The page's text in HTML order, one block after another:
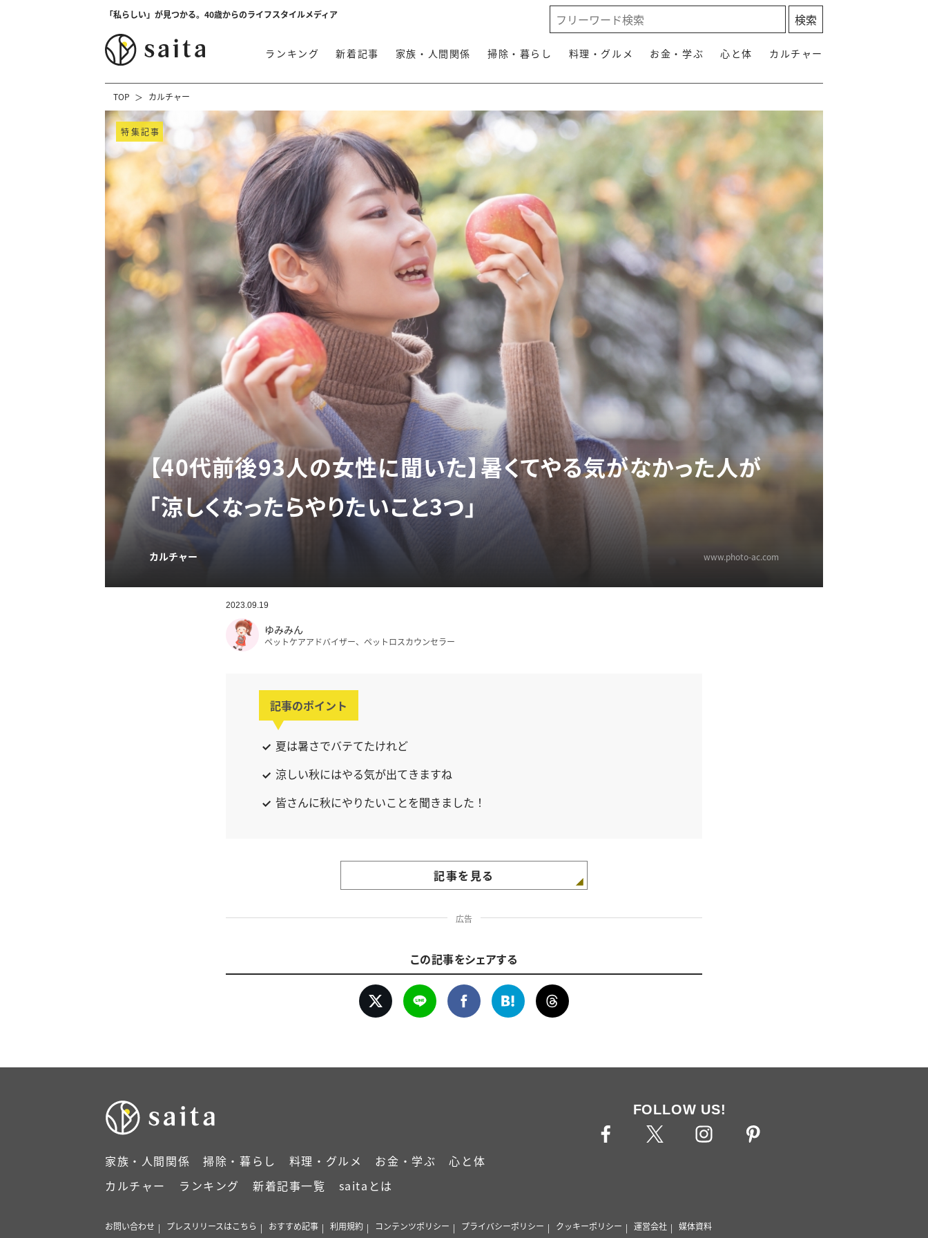
「私らしい」が見つかる。40歳からのライフスタイルメディア
ランキング 新着記事 家族・人間関係 掃除・暮らし 料理・グルメ お金・学ぶ 心と体 カルチャー
TOP カルチャー
特集記事
【40代前後93人の女性に聞いた】暑くてやる気がなかった人が
「涼しくなったらやりたいこと3つ」
カルチャー www.photo-ac.com
2023.09.19
ゆみみん
ペットケアアドバイザー、ペットロスカウンセラー
記事のポイント
夏は暑さでバテてたけれど
涼しい秋にはやる気が出てきますね
皆さんに秋にやりたいことを聞きました！
記事を見る
広告
この記事をシェアする
家族・人間関係 掃除・暮らし 料理・グルメ お金・学ぶ
心と体
カルチャー
ランキング 新着記事一覧 saitaとは
FOLLOW US!
お問い合わせ プレスリリースはこちら おすすめ記事 利用規約 コンテンツポリシー プライバシーポリシー クッキーポリシー 運営会社 媒体資料